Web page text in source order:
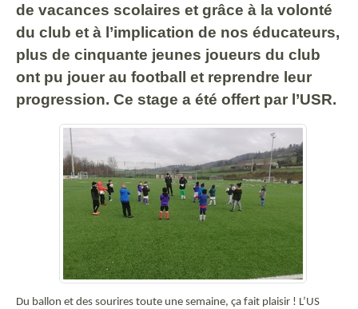
de vacances scolaires et grâce à la volonté
du club et à l’implication de nos éducateurs,
plus de cinquante jeunes joueurs du club
ont pu jouer au football et reprendre leur
progression. Ce stage a été offert par l’USR.
Du ballon et des sourires toute une semaine, ça fait plaisir ! L’US